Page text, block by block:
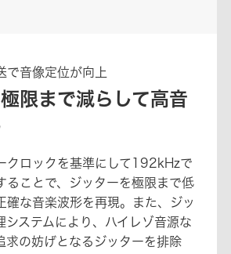
で音像定位が向上
限まで減らして高音
クロックを基準にして192kHzで
ることで、ジッターを極限まで低
確な音楽波形を再現。また、ジッ
システムにより、ハイレゾ音源な
求の妨げとなるジッターを排除